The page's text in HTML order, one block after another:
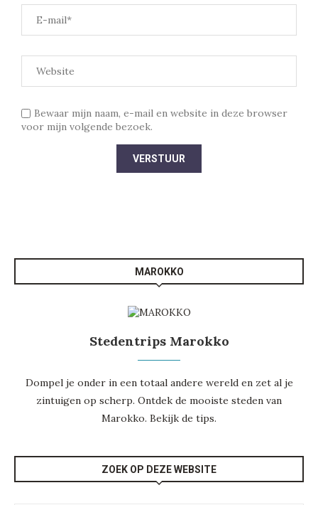
Bewaar mijn naam, e-mail en website in deze browser
voor mijn volgende bezoek.
MAROKKO
Stedentrips Marokko
Dompel je onder in een totaal andere wereld en zet al je
zintuigen op scherp. Ontdek de mooiste steden van
Marokko. Bekijk de tips.
ZOEK OP DEZE WEBSITE